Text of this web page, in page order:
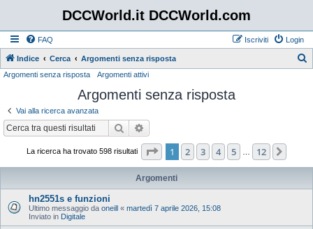
DCCWorld.it DCCWorld.com
FAQ Login
Iscriviti
Indice Cerca Argomenti senza risposta
Argomenti senza risposta Argomenti attivi
Argomenti senza risposta
Vai alla ricerca avanzata
Cerca
La ricerca ha trovato 598 risultati Pagina di 12
1 2 3 4 5 12
Argomenti
hn2551s e funzioni
Ultimo messaggio da oneill « martedì 7 aprile 2026, 15:08
Inviato in Digitale